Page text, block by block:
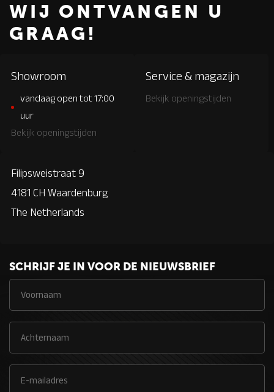
WIJ ONTVANGEN U
GRAAG!
Showroom
vandaag open tot 17:00
uur
Bekijk openingstijden
Service & magazijn
Bekijk openingstijden
Filipsweistraat 9
4181 CH Waardenburg
The Netherlands
SCHRIJF JE IN VOOR DE NIEUWSBRIEF